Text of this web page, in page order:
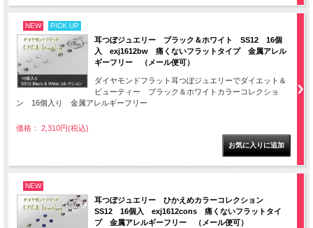
NEW PICK UP
耳つぼジュエリー ブラック＆ホワイト SS12 16個
入 exj1612bw 痛くないフラットタイプ 金属アレル
ギーフリー （メール便可）
ダイヤモンドフラット耳つぼジュエリーでダイエット＆
ビューティー ブラック＆ホワイトカラーコレクショ
ン 16個入り 金属アレルギーフリー
価格： 2,310円(税込)
NEW
耳つぼジュエリー ひかえめカラーコレクション
SS12 16個入 exj1612cons 痛くないフラットタイ
プ 金属アレルギーフリー （メール便可）